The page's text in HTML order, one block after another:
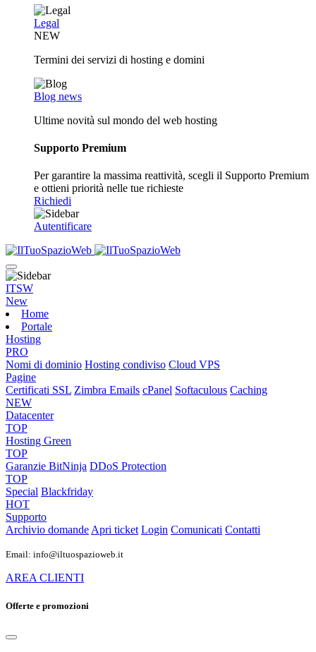
Legal
NEW
Termini dei servizi di hosting e domini
Blog news
Ultime novità sul mondo del web hosting
Supporto Premium
Per garantire la massima reattività, scegli il Supporto Premium
e ottieni priorità nelle tue richieste
Richiedi
Autentificare
ITSW
New
Home
Portale
Hosting
PRO
Nomi di dominio Hosting condiviso Cloud VPS
Pagine
Certificati SSL Zimbra Emails cPanel Softaculous Caching
NEW
Datacenter
TOP
Hosting Green
TOP
Garanzie BitNinja DDoS Protection
TOP
Special Blackfriday
HOT
Supporto
Archivio domandeApri ticket Login Comunicati Contatti
Email: info@iltuospazioweb.it
AREA CLIENTI
Offerte e promozioni